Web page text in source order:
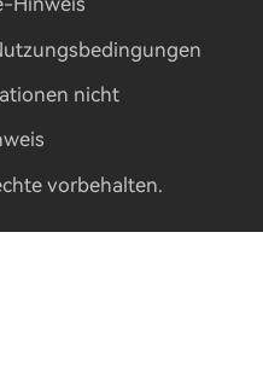
Hinweis
nicht
vorbehalten.